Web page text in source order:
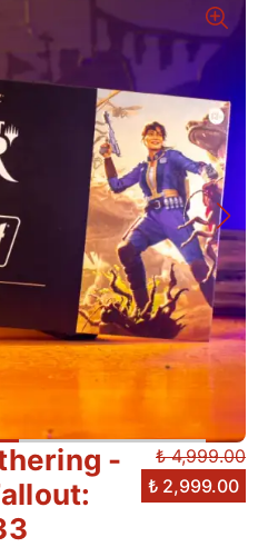
-
₺ 4,999.00
₺ 2,999.00